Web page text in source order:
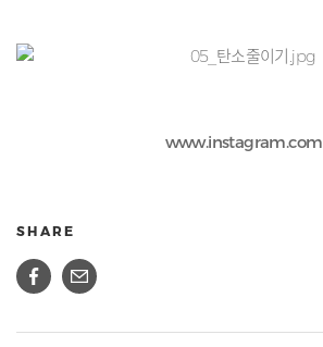
www.instagram.com
SHARE